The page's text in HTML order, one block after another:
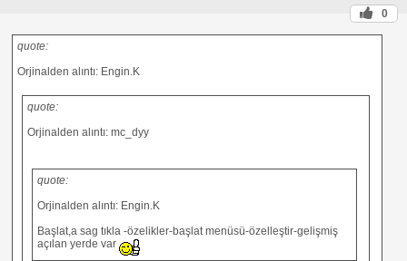
0
quote:
Orjinalden alıntı: Engin.K
quote:
Orjinalden alıntı: mc_dyy
quote:
Orjinalden alıntı: Engin.K
Başlat,a sag tıkla -özelikler-başlat menüsü-özelleştir-gelişmiş
açılan yerde var